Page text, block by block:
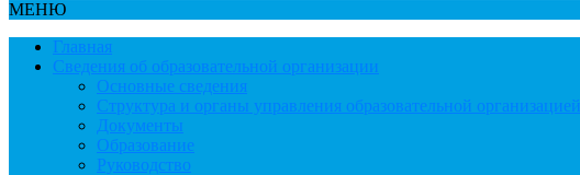
МЕНЮ
Главная
Сведения об образовательной организации
Основные сведения
Структура и органы управления образовательной организацией
Документы
Образование
Руководство